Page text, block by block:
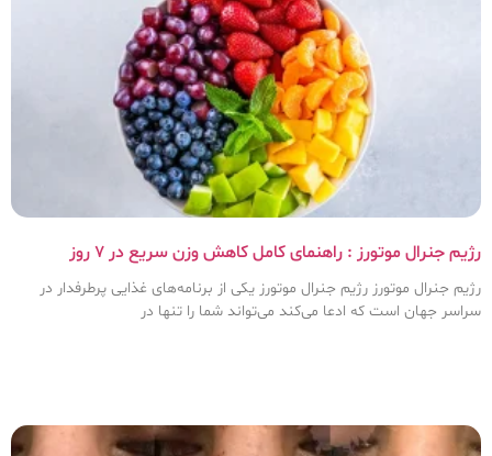
رژیم جنرال موتورز : راهنمای کامل کاهش وزن سریع در ۷ روز
رژیم جنرال موتورز رژیم جنرال موتورز یکی از برنامه‌های غذایی پرطرفدار در
سراسر جهان است که ادعا می‌کند می‌تواند شما را تنها در